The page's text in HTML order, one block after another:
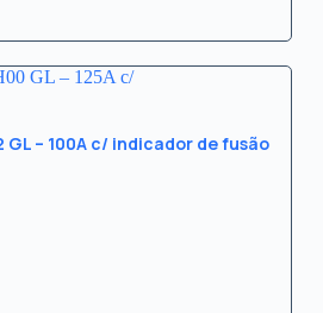
GL – 100A c/ indicador de fusão